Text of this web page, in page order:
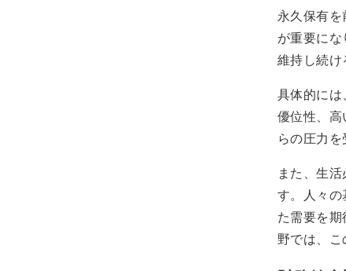
永久保有
が重要に
維持し続け
具体的に
優位性、
らの圧力
また、生
す。人々
た需要を
野では、こ